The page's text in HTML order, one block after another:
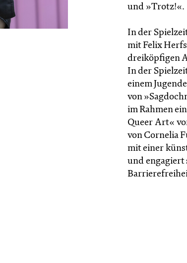
und »Trotz!«.
In der
mit Felix
dreiköpfigen
In der
einem
von
im Rahmen
Queer Art«
von Cornelia
mit einer
und